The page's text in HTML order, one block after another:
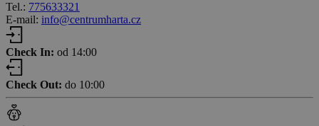
Tel.: 775633321
E-mail: info@centrumharta.cz
Check In: od 14:00
Check Out: do 10:00